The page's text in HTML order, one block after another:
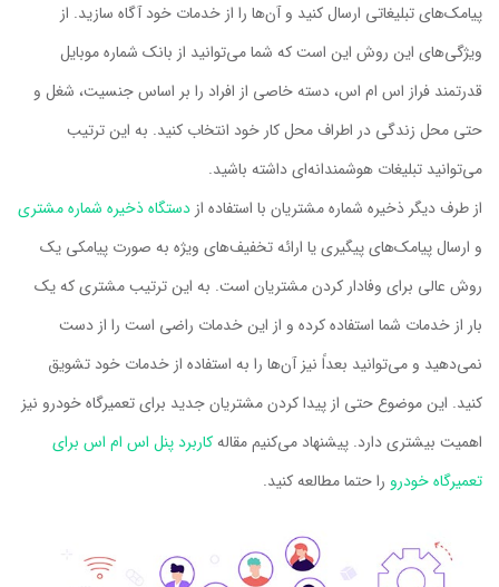
پیامک‌های تبلیغاتی ارسال کنید و آن‌ها را از خدمات خود آگاه سازید. از
ویژگی‌های این روش این است که شما می‌توانید از بانک شماره موبایل
قدرتمند فراز اس ام اس، دسته خاصی از افراد را بر اساس جنسیت، شغل و
حتی محل زندگی در اطراف محل کار خود انتخاب کنید. به این ترتیب
می‌توانید تبلیغات هوشمندانه‌ای داشته باشید.
از طرف دیگر ذخیره شماره مشتریان با استفاده از دستگاه ذخیره شماره مشتری
و ارسال پیامک‌های پیگیری یا ارائه تخفیف‌های ویژه به صورت پیامکی یک
روش عالی برای وفادار کردن مشتریان است. به این ترتیب مشتری که یک
بار از خدمات شما استفاده کرده و از این خدمات راضی است را از دست
نمی‌دهید و می‌توانید بعداً نیز آن‌ها را به استفاده از خدمات خود تشویق
کنید. این موضوع حتی از پیدا کردن مشتریان جدید برای تعمیرگاه خودرو نیز
اهمیت بیشتری دارد. پیشنهاد می‌کنیم مقالهکاربرد پنل اس ام اس برای
تعمیرگاه خودرو را حتما مطالعه کنید.